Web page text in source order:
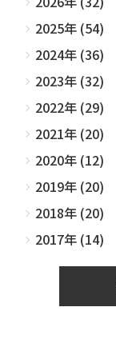
2025年 (54)
2024年 (36)
2023年 (32)
2022年 (29)
2021年 (20)
2020年 (12)
2019年 (20)
2018年 (20)
2017年 (14)